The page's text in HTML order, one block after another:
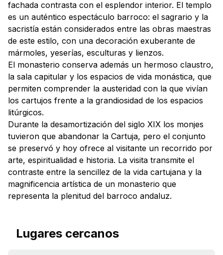
fachada contrasta con el esplendor interior. El templo
es un auténtico espectáculo barroco: el sagrario y la
sacristía están considerados entre las obras maestras
de este estilo, con una decoración exuberante de
mármoles, yeserías, esculturas y lienzos.
El monasterio conserva además un hermoso claustro,
la sala capitular y los espacios de vida monástica, que
permiten comprender la austeridad con la que vivían
los cartujos frente a la grandiosidad de los espacios
litúrgicos.
Durante la desamortización del siglo XIX los monjes
tuvieron que abandonar la Cartuja, pero el conjunto
se preservó y hoy ofrece al visitante un recorrido por
arte, espiritualidad e historia. La visita transmite el
contraste entre la sencillez de la vida cartujana y la
magnificencia artística de un monasterio que
representa la plenitud del barroco andaluz.
Lugares cercanos